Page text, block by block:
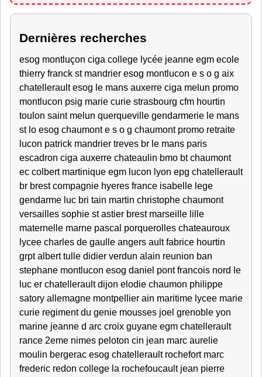
Dernières recherches
esog montluçon ciga college lycée jeanne egm ecole
thierry franck st mandrier esog montlucon e s o g aix
chatellerault esog le mans auxerre ciga melun promo
montlucon psig marie curie strasbourg cfm hourtin
toulon saint melun querqueville gendarmerie le mans
st lo esog chaumont e s o g chaumont promo retraite
lucon patrick mandrier treves br le mans paris
escadron ciga auxerre chateaulin bmo bt chaumont
ec colbert martinique egm lucon lyon epg chatellerault
br brest compagnie hyeres france isabelle lege
gendarme luc bri tain martin christophe chaumont
versailles sophie st astier brest marseille lille
maternelle marne pascal porquerolles chateauroux
lycee charles de gaulle angers ault fabrice hourtin
grpt albert tulle didier verdun alain reunion ban
stephane montlucon esog daniel pont francois nord le
luc er chatellerault dijon elodie chaumon philippe
satory allemagne montpellier ain maritime lycee marie
curie regiment du genie mousses joel grenoble yon
marine jeanne d arc croix guyane egm chatellerault
rance 2eme nimes peloton cin jean marc aurelie
moulin bergerac esog chatellerault rochefort marc
frederic redon college la rochefoucault jean pierre